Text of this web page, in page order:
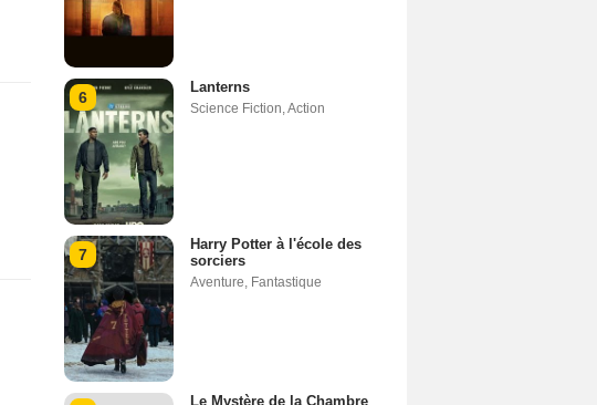
6
Lanterns
Science Fiction Action
7
Harry Potter à l'école des
sorciers
Aventure Fantastique
Le Mystère de la Chambre